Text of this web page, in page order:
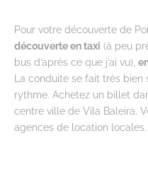
Pour votre découverte de
découverte en taxi (à peu
bus d’après ce que j’ai vu),
La conduite se fait très bien
rythme. Achetez un billet
centre ville de Vila Baleira.
agences de location locales.